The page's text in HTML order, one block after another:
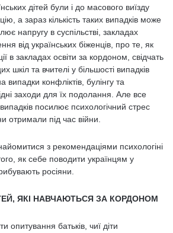
дітей були і до масового виїзду
а зараз кількість таких випадків може
напругу в суспільстві, закладах
від українських біженців, про те, як
в закладах освіти за кордоном, свідчать
шкіл та вчителі у більшості випадків
випадки конфліктів, булінгу та
заходи для їх подолання. Але все
посилює психологічний стрес
отримали під час війни.
з рекомендаціями психологіні
як себе поводити українцям у
росіяни.
ЯКІ НАВЧАЮТЬСЯ ЗА КОРДОНОМ
опитування батьків, чиї діти